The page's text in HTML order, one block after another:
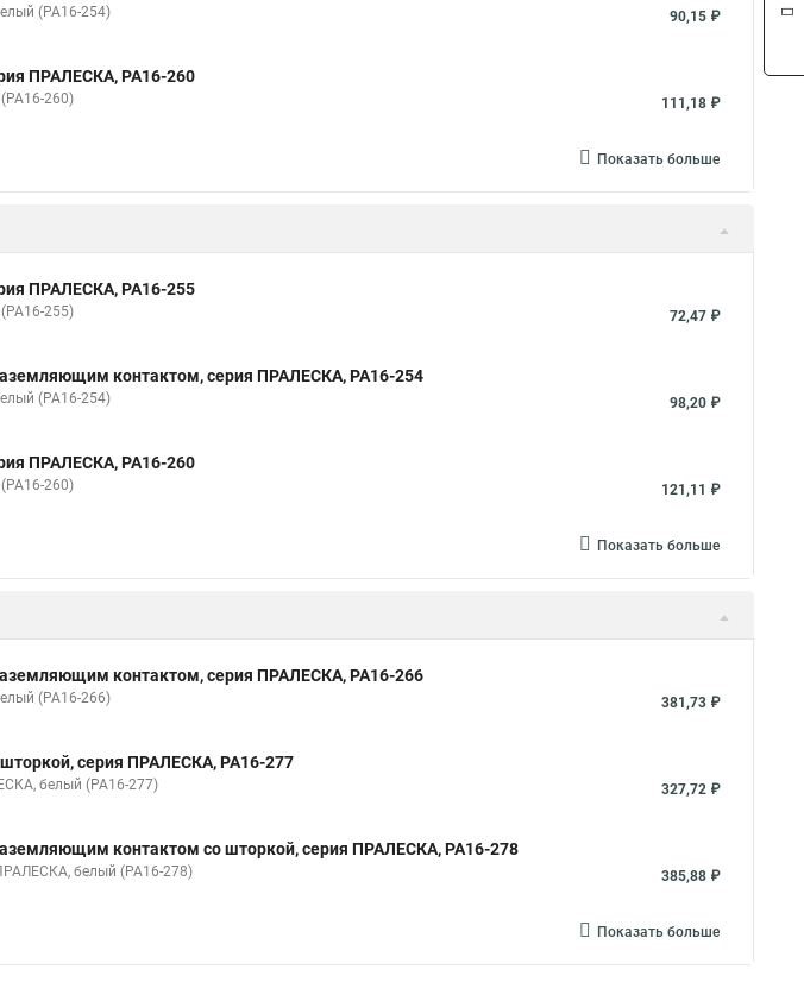
(РА16-254) 90,15 ₽
ПРАЛЕСКА, РА16-260
260) 111,18 ₽
Показать больше
ПРАЛЕСКА, РА16-255
255) 72,47 ₽
контактом, серия ПРАЛЕСКА, РА16-254
(РА16-254) 98,20 ₽
ПРАЛЕСКА, РА16-260
260) 121,11 ₽
Показать больше
контактом, серия ПРАЛЕСКА, РА16-266
(РА16-266) 381,73 ₽
серия ПРАЛЕСКА, РА16-277
белый (РА16-277) 327,72 ₽
контактом со шторкой, серия ПРАЛЕСКА, РА16-278
белый (РА16-278) 385,88 ₽
Показать больше